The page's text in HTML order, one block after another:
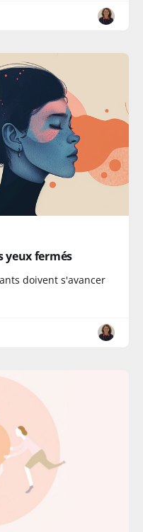
yeux fermés
doivent s'avancer